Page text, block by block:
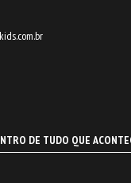
DE TUDO QUE